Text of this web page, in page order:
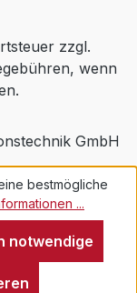
zzgl.
wenn
GmbH
bestmögliche
...
notwendige